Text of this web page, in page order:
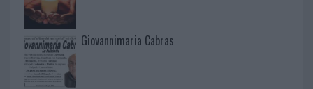
Giovannimaria Cabras